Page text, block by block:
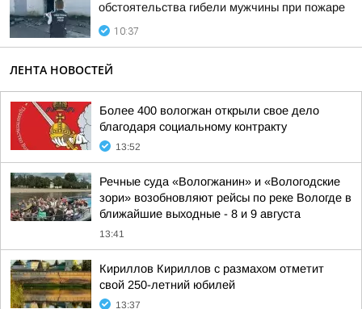
обстоятельства гибели мужчины при пожаре
10:37
ЛЕНТА НОВОСТЕЙ
Более 400 вологжан открыли свое дело
благодаря социальному контракту
13:52
Речные суда «Вологжанин» и «Вологодские
зори» возобновляют рейсы по реке Вологде в
ближайшие выходные - 8 и 9 августа
13:41
Кириллов Кириллов с размахом отметит
свой 250-летний юбилей
13:37